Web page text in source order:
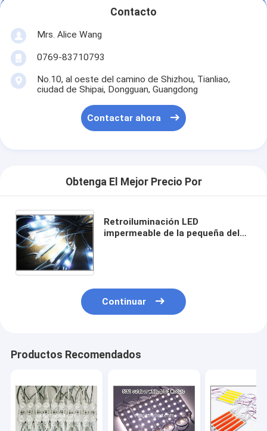
Contacto
Mrs. Alice Wang
0769-83710793
No.10, al oeste del camino de Shizhou, Tianliao,
ciudad de Shipai, Dongguan, Guangdong
Contactar ahora
Obtenga El Mejor Precio Por
Retroiluminación LED
impermeable de la pequeña del
Continuar
Productos Recomendados